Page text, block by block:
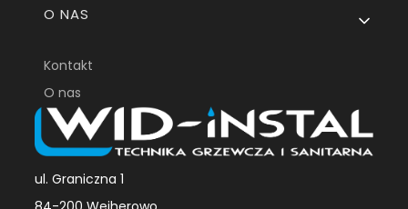
O NAS
Kontakt
O nas
ul. Graniczna 1